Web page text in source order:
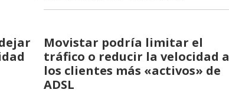
Movistar podría limitar el
tráfico o reducir la velocidad a
los clientes más «activos» de
ADSL